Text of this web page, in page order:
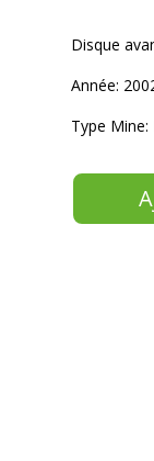
Disque
Année:
Type Mine: